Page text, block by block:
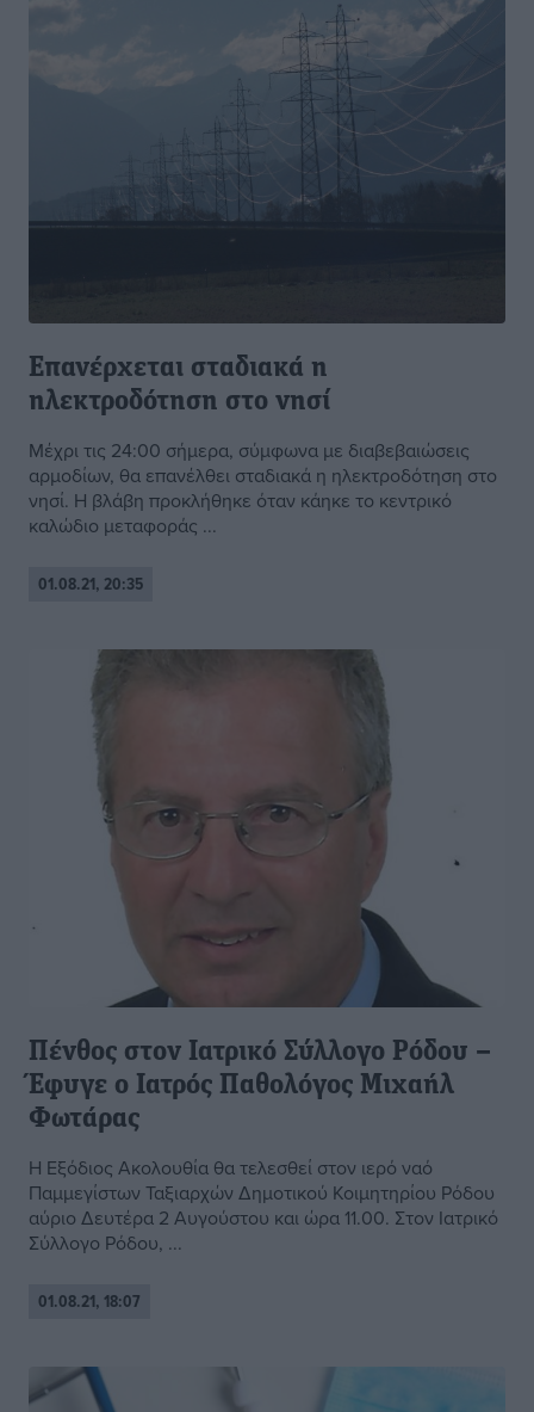
Επανέρχεται σταδιακά η
ηλεκτροδότηση στο νησί
Μέχρι τις 24:00 σήμερα, σύμφωνα με διαβεβαιώσεις
αρμοδίων, θα επανέλθει σταδιακά η ηλεκτροδότηση στο
νησί. Η βλάβη προκλήθηκε όταν κάηκε το κεντρικό
καλώδιο μεταφοράς ...
01.08.21, 20:35
Πένθος στον Ιατρικό Σύλλογο Ρόδου –
Έφυγε ο Ιατρός Παθολόγος Μιχαήλ
Φωτάρας
Η Εξόδιος Ακολουθία θα τελεσθεί στον ιερό ναό
Παμμεγίστων Ταξιαρχών Δημοτικού Κοιμητηρίου Ρόδου
αύριο Δευτέρα 2 Αυγούστου και ώρα 11.00. Στον Ιατρικό
Σύλλογο Ρόδου, ...
01.08.21, 18:07